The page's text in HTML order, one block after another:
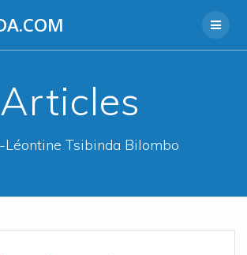
Articles
Léontine Tsibinda Bilombo